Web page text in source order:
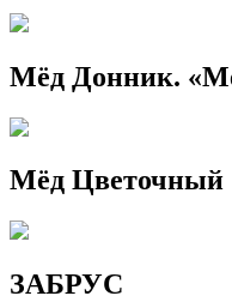
Мёд Донник.
Мёд Цветочный
ЗАБРУС